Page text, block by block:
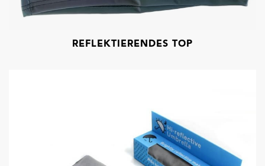
REFLEKTIERENDES TOP